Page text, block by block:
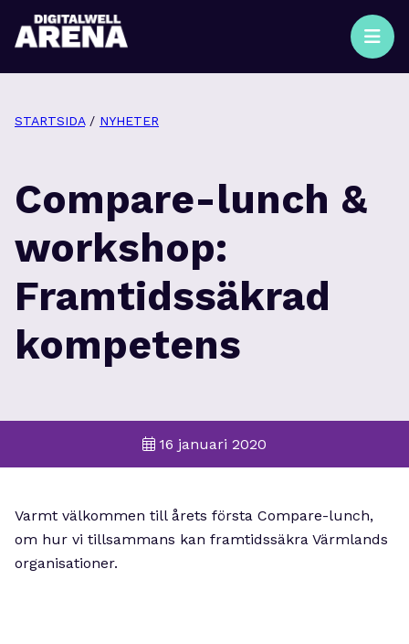
STARTSIDA/ NYHETER
Compare-lunch &
workshop:
Framtidssäkrad
kompetens
16 januari 2020
Varmt välkommen till årets första Compare-lunch,
om hur vi tillsammans kan framtidssäkra Värmlands
organisationer.